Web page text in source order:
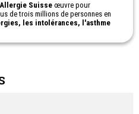
Suisse œuvre pour
de trois millions de personnes en
les intolérances, l'asthme
les personnes concernées et leurs